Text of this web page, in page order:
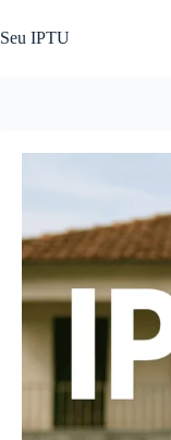
para
o
Seu IPTU